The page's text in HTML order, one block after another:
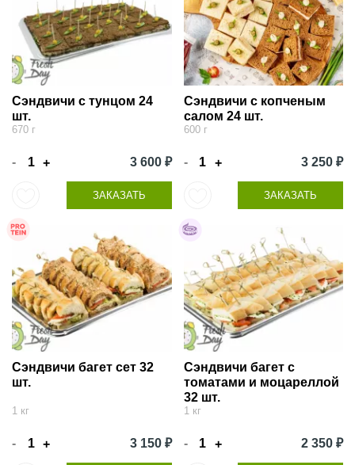
Сэндвичи с тунцом 24
шт.
670 г
- + 3 600 ₽
ЗАКАЗАТЬ
Сэндвичи с копченым
салом 24 шт.
600 г
- + 3 250 ₽
ЗАКАЗАТЬ
Сэндвичи багет сет 32
шт.
1 кг
- + 3 150 ₽
Сэндвичи багет с
томатами и моцареллой
32 шт.
1 кг
- + 2 350 ₽